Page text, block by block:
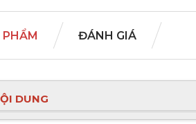
ĐÁNH GIÁ
DUNG